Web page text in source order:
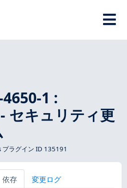
1 :
キュリティ更
プラグイン ID 135191
依存 変更ログ